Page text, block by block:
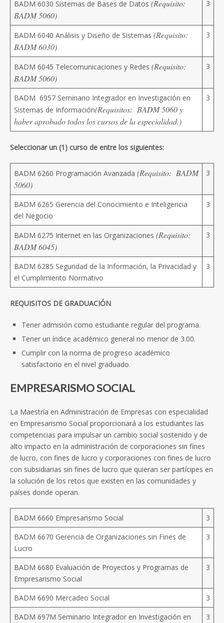
BADM 6030 Sistemas de Bases de Datos (Requisito:
BADM 5060)
3
BADM 6040 Análisis y Diseño de Sistemas (Requisito:
BADM 6030)
3
BADM 6045 Telecomunicaciones y Redes (Requisito:
BADM 5060)
3
BADM 6957 Seminario Integrador en Investigación en
Sistemas de Información(Requisitos: BADM 5060 y
haber aprobado todos los cursos de la especialidad.)
3
Seleccionar un (1) curso de entre los siguientes:
BADM 6260 Programación Avanzada (Requisito: BADM
5060)
3
BADM 6265 Gerencia del Conocimiento e Inteligencia
del Negocio
3
BADM 6275 Internet en las Organizaciones (Requisito:
BADM 6045)
3
BADM 6285 Seguridad de la Información, la Privacidad y
el Cumplimiento Normativo
3
REQUISITOS DE GRADUACIÓN
Tener admisión como estudiante regular del programa.
Tener un índice académico general no menor de 3.00.
Cumplir con la norma de progreso académico
satisfactorio en el nivel graduado.
EMPRESARISMO SOCIAL
La Maestría en Administración de Empresas con especialidad
en Empresarismo Social proporcionará a los estudiantes las
competencias para impulsar un cambio social sostenido y de
alto impacto en la administración de corporaciones sin fines
de lucro, con fines de lucro y corporaciones con fines de lucro
con subsidiarias sin fines de lucro que quieran ser partícipes en
la solución de los retos que existen en las comunidades y
países donde operan.
BADM 6660 Empresarismo Social
3
BADM 6670 Gerencia de Organizaciones sin Fines de
Lucro
3
BADM 6680 Evaluación de Proyectos y Programas de
Empresarismo Social
3
BADM 6690 Mercadeo Social
3
BADM 697M Seminario Integrador en Investigación en
3